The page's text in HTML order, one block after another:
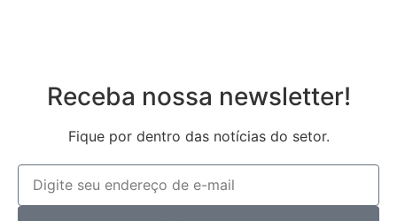
Receba nossa newsletter!
Fique por dentro das notícias do setor.